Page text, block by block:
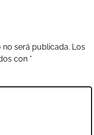
será publicada. Los
con *